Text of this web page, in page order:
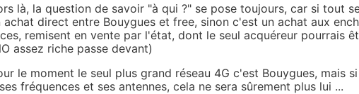
là, la question de savoir "à qui ?" se pose toujours, car si tout
achat direct entre Bouygues et free, sinon c'est un achat aux
remisent en vente par l'état, dont le seul acquéreur pourrais
assez riche passe devant)
le moment le seul plus grand réseau 4G c'est Bouygues, mais
fréquences et ses antennes, cela ne sera sûrement plus lui ...